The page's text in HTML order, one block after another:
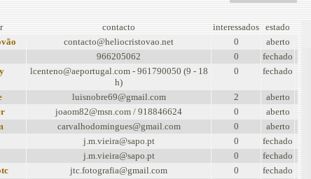
contacto interessados estado
contacto@heliocristovao.net 0
aberto
966205062 0
fechado
lcenteno@aeportugal.com - 961790050 (9 - 18
h)
0 fechado
luisnobre69@gmail.com 2
aberto
joaom82@msn.com / 918846624 0
aberto
carvalhodomingues@gmail.com 0
aberto
j.m.vieira@sapo.pt 0
fechado
j.m.vieira@sapo.pt 0
fechado
jtc.fotografia@gmail.com 0
fechado